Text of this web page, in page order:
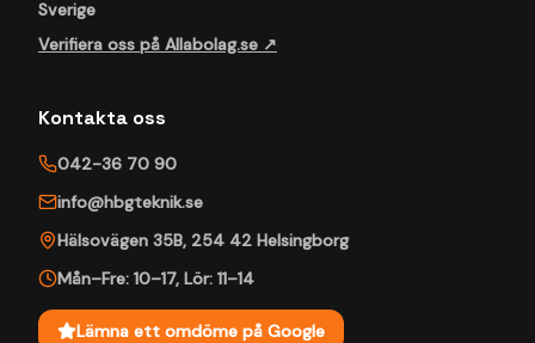
Sverige
Verifiera oss på Allabolag.se ↗
Kontakta oss
042-36 70 90
info@hbgteknik.se
Hälsovägen 35B, 254 42 Helsingborg
Mån–Fre: 10–17, Lör: 11–14
Lämna ett omdöme på Google